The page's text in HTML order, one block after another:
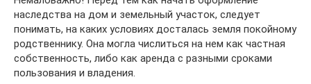
наследства на дом и земельный участок, следует
понимать, на каких условиях досталась земля покойному
родственнику. Она могла числиться на нем как частная
собственность, либо как аренда с разными сроками
пользования и владения.